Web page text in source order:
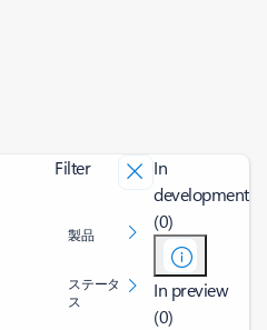
Filter
製品
ステータ
ス
In
development
(0)
In preview
(0)